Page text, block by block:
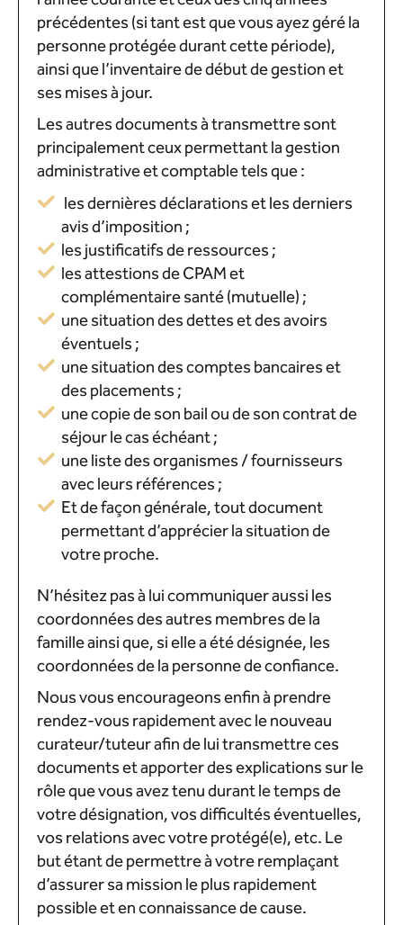
précédentes (si tant est que vous ayez géré la
personne protégée durant cette période),
ainsi que l’inventaire de début de gestion et
ses mises à jour.
Les autres documents à transmettre sont
principalement ceux permettant la gestion
administrative et comptable tels que :
les dernières déclarations et les derniers
avis d’imposition ;
les justificatifs de ressources ;
les attestions de CPAM et
complémentaire santé (mutuelle) ;
une situation des dettes et des avoirs
éventuels ;
une situation des comptes bancaires et
des placements ;
une copie de son bail ou de son contrat de
séjour le cas échéant ;
une liste des organismes / fournisseurs
avec leurs références ;
Et de façon générale, tout document
permettant d’apprécier la situation de
votre proche.
N’hésitez pas à lui communiquer aussi les
coordonnées des autres membres de la
famille ainsi que, si elle a été désignée, les
coordonnées de la personne de confiance.
Nous vous encourageons enfin à prendre
rendez-vous rapidement avec le nouveau
curateur/tuteur afin de lui transmettre ces
documents et apporter des explications sur le
rôle que vous avez tenu durant le temps de
votre désignation, vos difficultés éventuelles,
vos relations avec votre protégé(e), etc. Le
but étant de permettre à votre remplaçant
d’assurer sa mission le plus rapidement
possible et en connaissance de cause.